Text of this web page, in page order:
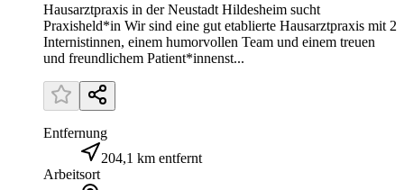
Hausarztpraxis in der Neustadt Hildesheim sucht
Praxisheld*in Wir sind eine gut etablierte Hausarztpraxis mit 2
Internistinnen, einem humorvollen Team und einem treuen
und freundlichem Patient*innenst...
Entfernung
204,1 km entfernt
Arbeitsort